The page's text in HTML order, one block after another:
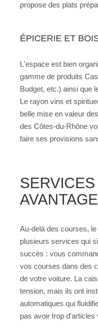
propose des plats
ÉPICERIE ET
L'espace est bien
gamme de produits
Budget, etc.) ainsi que
Le rayon vins et
belle mise en valeur
des Côtes-du-Rhône
faire ses provisions
SERVICES
Au-delà des courses,
plusieurs services qui
succès : vous
vos courses dans des
de votre voiture. La
tension, mais ils ont
automatiques qui
pas avoir trop d'articles